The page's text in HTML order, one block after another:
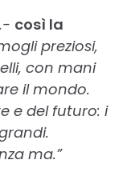
così la
preziosi,
con mani
il mondo.
e del futuro: i
ma.”